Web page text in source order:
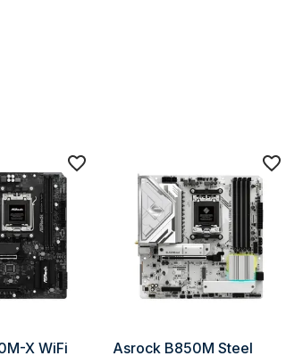
Express x16 (Gén. 5.x)
M.2 (M) 3
taille de clé M.2 2280
de M.2 PCI Express 5.0
de clé M.2 2280
X WiFi
Asrock B850M Steel